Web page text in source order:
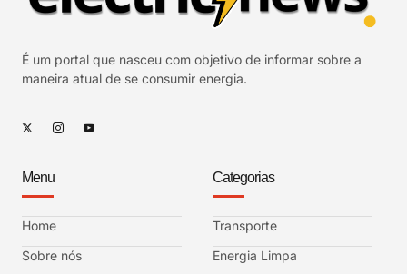
É um portal que nasceu com objetivo de informar sobre a
maneira atual de se consumir energia.
Menu
Home
Sobre nós
Categorias
Transporte
Energia Limpa